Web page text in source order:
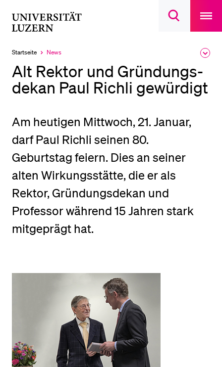
Suchdialog
main
Startseite
Aktuell
ausgewählt
News
Alt Rektor und Gründungs­
dekan Paul Richli gewürdigt
Am heutigen Mittwoch, 21. Januar,
darf Paul Richli seinen 80.
Geburtstag feiern. Dies an seiner
alten Wirkungsstätte, die er als
Rektor, Gründungsdekan und
Professor während 15 Jahren stark
mitgeprägt hat.
LETZTE SUCHEN
DIE UNI FÜR…
Schulklassen und Lehrpersonen
Studierende
Forschende
Mitarbeitende
Alumni
Sportangebot
Menuplan Mensa
Anmeldung und Zulassung